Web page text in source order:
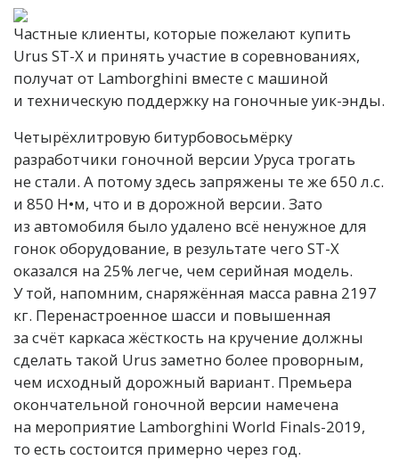
Частные клиенты, которые пожелают купить
Urus ST-X и принять участие в соревнованиях,
получат от Lamborghini вместе с машиной
и техническую поддержку на гоночные уик-энды.
Четырёхлитровую битурбовосьмёрку
разработчики гоночной версии Уруса трогать
не стали. А потому здесь запряжены те же 650 л.с.
и 850 Н•м, что и в дорожной версии. Зато
из автомобиля было удалено всё ненужное для
гонок оборудование, в результате чего ST-X
оказался на 25% легче, чем серийная модель.
У той, напомним, снаряжённая масса равна 2197
кг. Перенастроенное шасси и повышенная
за счёт каркаса жёсткость на кручение должны
сделать такой Urus заметно более проворным,
чем исходный дорожный вариант. Премьера
окончательной гоночной версии намечена
на мероприятие Lamborghini World Finals-2019,
то есть состоится примерно через год.